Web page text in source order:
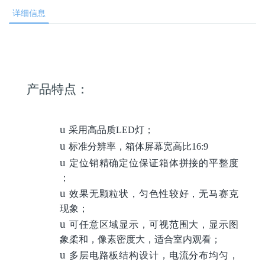
详细信息
产品特点：
u 采用高品质LED灯；
u 标准分辨率，箱体屏幕宽高比16:9
u 定位销精确定位保证箱体拼接的平整度
；
u 效果无颗粒状，匀色性较好，无马赛克
现象；
u 可任意区域显示，可视范围大，显示图
象柔和，像素密度大，适合室内观看；
u 多层电路板结构设计，电流分布均匀，